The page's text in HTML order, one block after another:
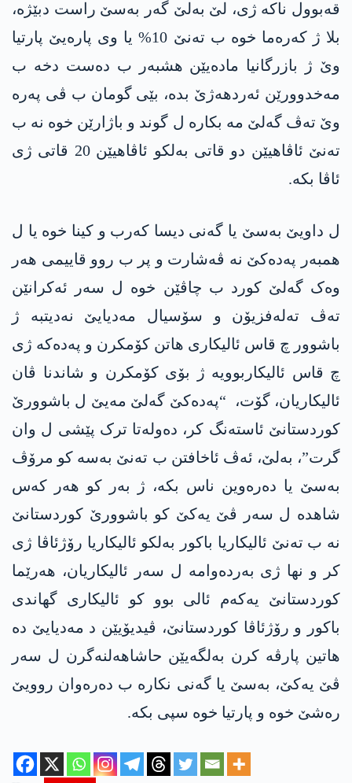
قەبوول ناکە ژی، لێ بەلێ گەر بەسێ راست دبێژە،
بلا ژ کەرەما خوە ب تەنێ 10% یا وی پارەیێ پارتیا
وێ ژ بازرگانیا مادەیێن هشبەر ب دەست دخە ب
مەخدوورێن ئەردهەژێ بدە، بێی گومان ب ڤی پەرە
وێ تەڤ گەلێ مە بکارە ل گوند و باژارێن خوە نە ب
تەنێ ئاڤاهیێن دو قاتی بەلکو ئاڤاهیێن 20 قاتی ژی
ئاڤا بکە.
ل داویێ بەسێ یا گەنی دیسا کەرب و کینا خوە یا ل
همبەر پەدەکێ نە ڤەشارت و پر ب روو قاییمی هەر
وەک گەلێ کورد ب چاڤێن خوە ل سەر ئەکرانێن
تەڤ تەلەفزیۆن و سۆسیال مەدیایێ نەدیتبە ژ
باشوور چ قاس ئالیکاری هاتن کۆمکرن و پەدەکە ژی
چ قاس ئالیکاربوویە ژ بۆی کۆمکرن و شاندنا ڤان
ئالیکاریان، گۆت، “پەدەکێ گەلێ مەیێ ل باشوورێ
کوردستانێ ئاستەنگ کر، دەولەتا ترک پێشی ل وان
گرت”، بەلێ، ئەڤ ئاخافتن ب تەنێ بەسە کو مرۆڤ
بەسێ یا دەرەوین ناس بکە، ژ بەر کو هەر کەس
شاهدە ل سەر ڤێ یەکێ کو باشوورێ کوردستانێ
نە ب تەنێ ئالیکاریا باکور بەلکو ئالیکاریا رۆژئاڤا ژی
کر و نها ژی بەردەوامە ل سەر ئالیکاریان، هەرێما
کوردستانێ یەکەم ئالی بوو کو ئالیکاری گهاندی
باکور و رۆژئاڤا کوردستانێ، ڤیدیۆیێن د مەدیایێ دە
هاتین پارڤە کرن بەلگەیێن حاشاهەلنەگرن ل سەر
ڤێ یەکێ، بەسێ یا گەنی نکارە ب دەرەوان روویێ
رەشێ خوە و پارتیا خوە سپی بکە.